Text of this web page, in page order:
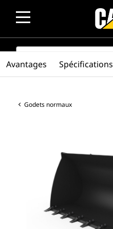
SEARCH
Godets normaux
Avantages Spécifications